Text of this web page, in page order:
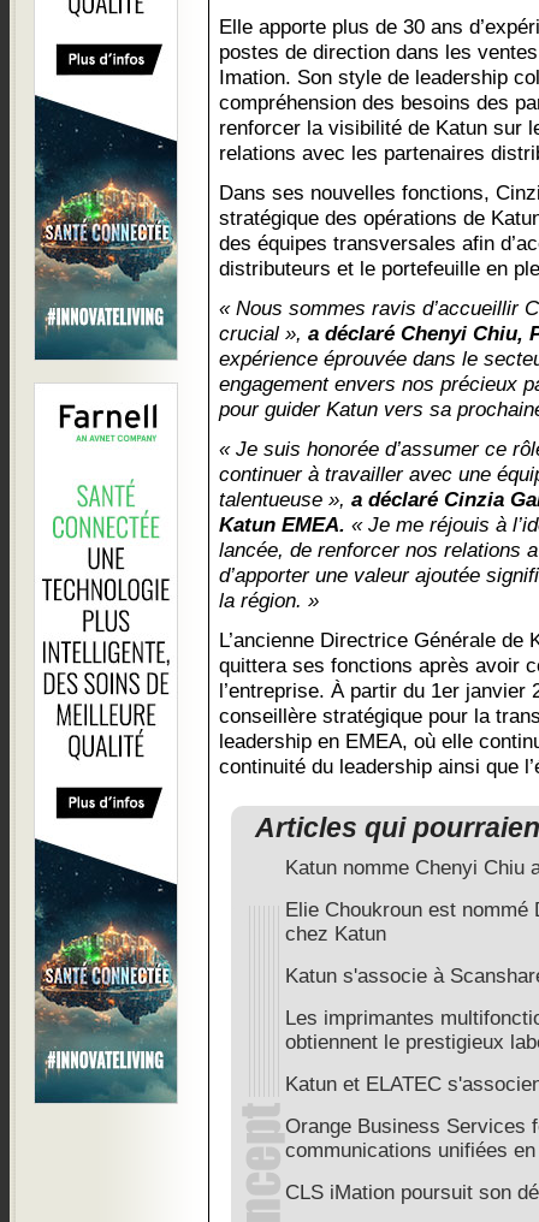
Elle apporte plus de 30 ans
postes de direction dans les
Imation. Son style de leadership
compréhension des besoins des
renforcer la visibilité de Katun sur
relations avec les partenaires
Dans ses nouvelles fonctions,
stratégique des opérations de
des équipes transversales afin
distributeurs et le portefeuille en
« Nous sommes ravis d’accueillir
crucial », a déclaré Chenyi Chiu,
expérience éprouvée dans le
engagement envers nos précieux
pour guider Katun vers sa
« Je suis honorée d’assumer ce
continuer à travailler avec une
talentueuse », a déclaré Cinzia
Katun EMEA. « Je me réjouis à
lancée, de renforcer nos relations
d’apporter une valeur ajoutée
la région. »
L’ancienne Directrice Générale de
quittera ses fonctions après avoir
l’entreprise. À partir du 1er janvier
conseillère stratégique pour la
leadership en EMEA, où elle
continuité du leadership ainsi que
Articles qui
Katun nomme Chenyi Chiu
Elie Choukroun est nommé
chez Katun
Katun s'associe à
Les imprimantes
obtiennent le prestigieux
Katun et ELATEC
Orange Business Services
communications unifiées
CLS iMation poursuit son